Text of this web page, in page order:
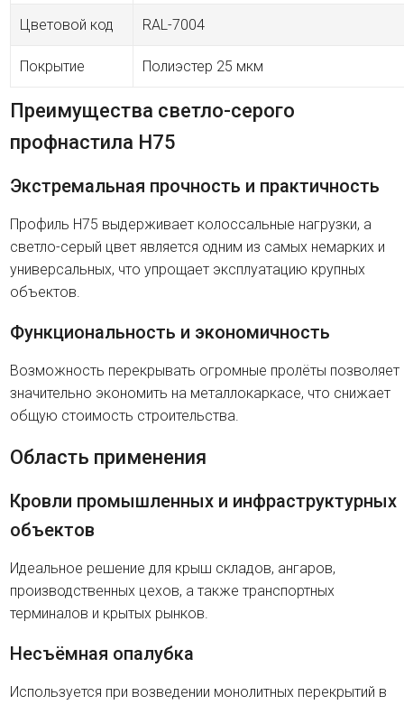
Цветовой код RAL-7004
Покрытие Полиэстер 25 мкм
Преимущества светло-серого
профнастила H75
Экстремальная прочность и практичность
Профиль H75 выдерживает колоссальные нагрузки, а
светло-серый цвет является одним из самых немарких и
универсальных, что упрощает эксплуатацию крупных
объектов.
Функциональность и экономичность
Возможность перекрывать огромные пролёты позволяет
значительно экономить на металлокаркасе, что снижает
общую стоимость строительства.
Область применения
Кровли промышленных и инфраструктурных
объектов
Идеальное решение для крыш складов, ангаров,
производственных цехов, а также транспортных
терминалов и крытых рынков.
Несъёмная опалубка
Используется при возведении монолитных перекрытий в